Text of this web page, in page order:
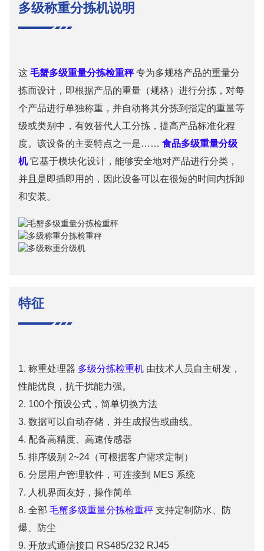
多级称重分拣机说明
这 毛蟹多级重量分拣检重秤专为多规格产品的重量分
拣而设计，即根据产品的重量（规格）进行分拣，对每
个产品进行单独称重，并自动将其分拣到指定的重量等
级或类别中，有效替代人工分拣，提高产品标准化程
度。该设备的主要特点之一是…… 食品多级重量分级
机它基于模块化设计，能够安全地对产品进行分类，
并且是即插即用的，因此设备可以在很短的时间内拆卸
和安装。
特征
1. 称重处理器 多级分拣检重机由技术人员自主研发，
性能优良，抗干扰能力强。
2. 100个预设公式，简单切换方法
3. 数据可以自动存储，并生成报告或曲线。
4. 配备高精度、高速传感器
5. 排序级别 2~24（可根据客户需求定制）
6. 分层用户管理软件，可连接到 MES 系统
7. 人机界面友好，操作简单
8. 全部 毛蟹多级重量分拣检重秤支持定制防水、防
爆、防尘
9. 开放式通信接口 RS485/232 RJ45